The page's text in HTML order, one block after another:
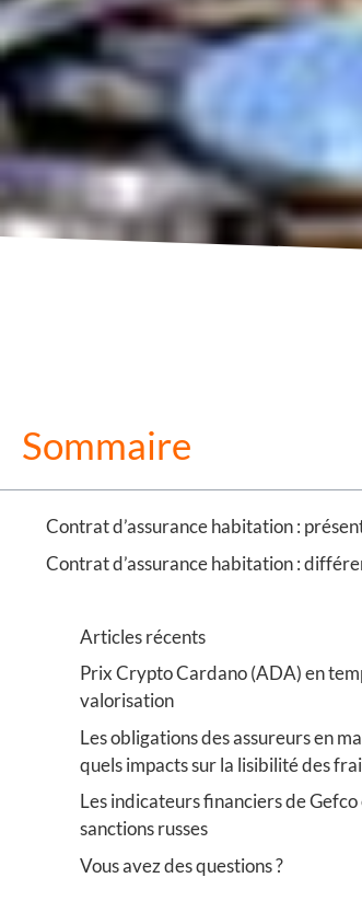
Sommaire
Contrat d’assurance habitation :
Contrat d’assurance habitation :
Articles récents
Prix Crypto Cardano (ADA) en
valorisation
Les obligations des assureurs en
quels impacts sur la lisibilité des
Les indicateurs financiers de
sanctions russes
Vous avez des questions ?